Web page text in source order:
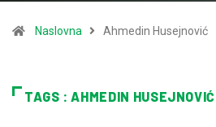
Naslovna Ahmedin Husejnović
TAGS : AHMEDIN HUSEJNOVIĆ